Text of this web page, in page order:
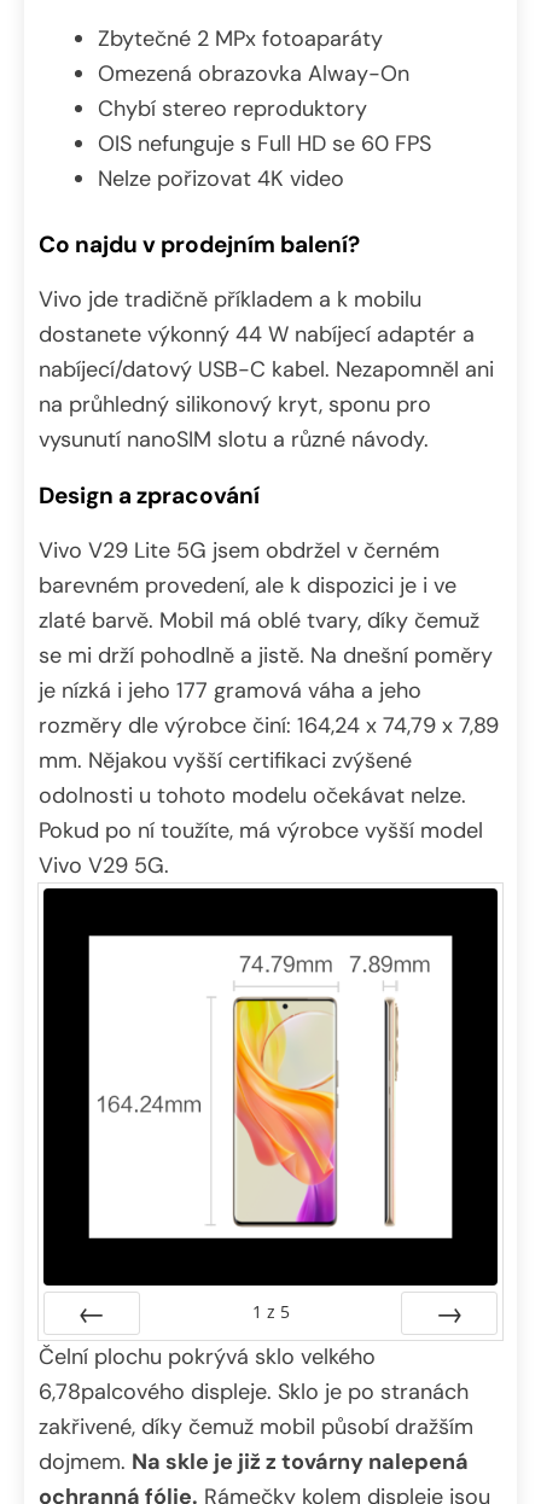
Zbytečné 2 MPx fotoaparáty
Omezená obrazovka Alway-On
Chybí stereo reproduktory
OIS nefunguje s Full HD se 60 FPS
Nelze pořizovat 4K video
Co najdu v prodejním balení?
Vivo jde tradičně příkladem a k mobilu
dostanete výkonný 44 W nabíjecí adaptér a
nabíjecí/datový USB-C kabel. Nezapomněl ani
na průhledný silikonový kryt, sponu pro
vysunutí nanoSIM slotu a různé návody.
Design a zpracování
Vivo V29 Lite 5G jsem obdržel v černém
barevném provedení, ale k dispozici je i ve
zlaté barvě. Mobil má oblé tvary, díky čemuž
se mi drží pohodlně a jistě. Na dnešní poměry
je nízká i jeho 177 gramová váha a jeho
rozměry dle výrobce činí: 164,24 x 74,79 x 7,89
mm. Nějakou vyšší certifikaci zvýšené
odolnosti u tohoto modelu očekávat nelze.
Pokud po ní toužíte, má výrobce vyšší model
Vivo V29 5G.
Předchozí
1 z 5
Čelní plochu pokrývá sklo velkého
6,78palcového displeje. Sklo je po stranách
zakřivené, díky čemuž mobil působí dražším
dojmem. Na skle je již z továrny nalepená
ochranná fólie. Rámečky kolem displeje jsou